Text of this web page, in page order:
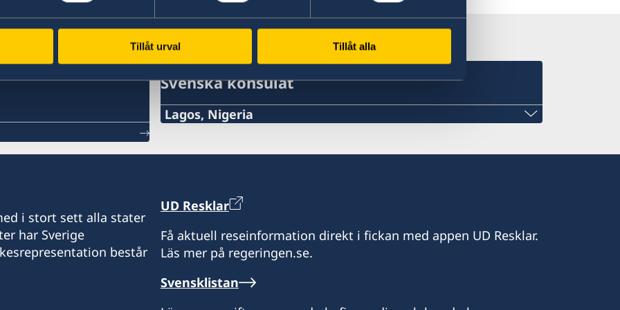
Tillåt urval Tillåt alla
Svenska konsulat
Lagos, Nigeria
Victoria Island,
101241, Lagos, Nigeria
Konsulatet tar endast emot besök efter tidsbokning via epost:
i stort sett alla stater
har Sverige
består
UD Resklar
Få aktuell reseinformation direkt i fickan med appen UD Resklar.
Läs mer på regeringen.se.
Svensklistan